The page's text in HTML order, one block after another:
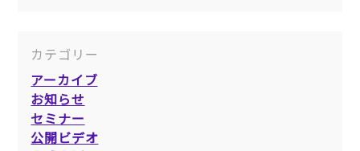
カテゴリー
アーカイブ
お知らせ
セミナー
公開ビデオ